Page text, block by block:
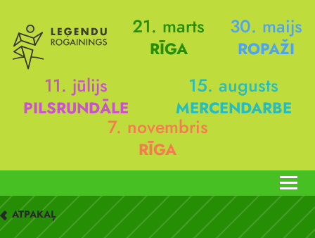
21. marts
RĪGA
30. maijs
ROPAŽI
11. jūlijs
PILSRUNDĀLE
15. augusts
MERCENDARBE
7. novembris
RĪGA
ATPAKAĻ